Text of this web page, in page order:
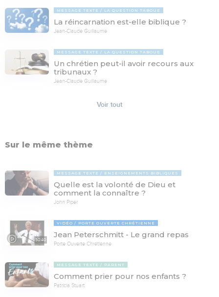
MESSAGE TEXTE LA QUESTION TABOUE
La réincarnation est-elle biblique ?
Jean-Claude Guillaume
MESSAGE TEXTE LA QUESTION TABOUE
Un chrétien peut-il avoir recours aux
tribunaux ?
Jean-Claude Guillaume
Voir tout
Sur le même thème
MESSAGE TEXTE ENSEIGNEMENTS BIBLIQUES
Quelle est la volonté de Dieu et
comment la connaître ?
John Piper
50:40
VIDÉO PORTE OUVERTE CHRÉTIENNE
Jean Peterschmitt - Le grand repas
Porte Ouverte Chrétienne
MESSAGE TEXTE PARENT
Comment prier pour nos enfants ?
Patricia Stuart